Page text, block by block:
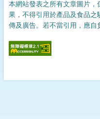
本網站發表之所有文章圖片，
果，不得引用於產品及食品之
傳及廣告。若不當引用，應自